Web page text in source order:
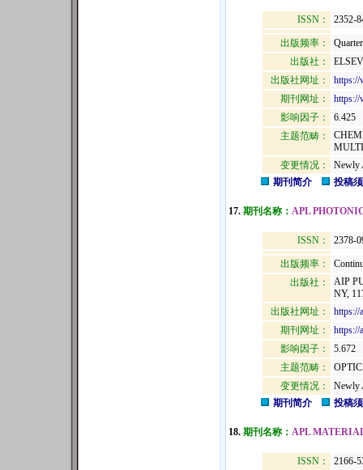
ISSN： 2352-
出版频率：
出版社：
出版社网址：
https://
期刊网址：
https://
影响因子：
6.425
主题范畴：
变更情况：
Newly
期刊简介
投稿
17. 期刊名称： APL
ISSN： 2378-
出版频率：
出版社：
AIP
NY,
出版社网址：
https://
期刊网址：
https://
影响因子：
5.672
主题范畴：
变更情况：
Newly
期刊简介
投稿
18. 期刊名称： APL
ISSN： 2166-